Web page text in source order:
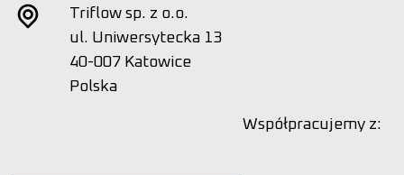
Triflow sp. z o.o.
ul. Uniwersytecka 13
40-007 Katowice
Polska
Współpracujemy z: